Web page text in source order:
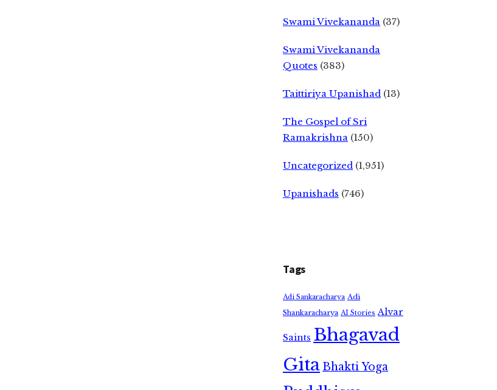
Swami Vivekananda (37)
Swami Vivekananda
Quotes (383)
Taittiriya Upanishad (13)
The Gospel of Sri
Ramakrishna (150)
Uncategorized (1,951)
Upanishads (746)
Tags
Adi Sankaracharya Adi
Shankaracharya AI Stories Alvar
Saints Bhagavad
GitaBhakti Yoga